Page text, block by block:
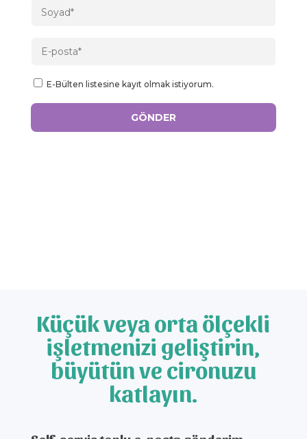
E-Bülten listesine kayıt olmak istiyorum.
Küçük veya orta ölçekli
işletmenizi geliştirin,
büyütün ve cironuzu
katlayın.